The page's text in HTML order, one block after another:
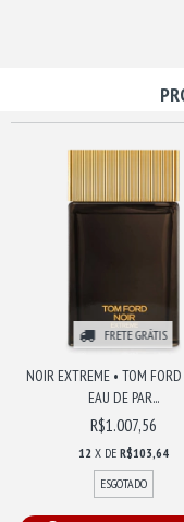
FRETE GRÁTIS
NOIR EXTREME • TOM
EAU DE PAR...
R$1.007,56
12 X DE R$103,64
ESGOTADO